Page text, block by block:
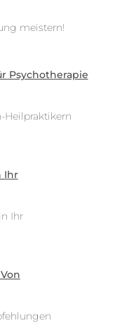
meistern!
Psychotherapie
Heilpraktikern
Ihr
Ihr